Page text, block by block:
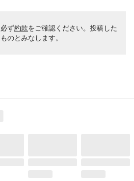
ず約款をご確認ください。投稿した
のとみなします。